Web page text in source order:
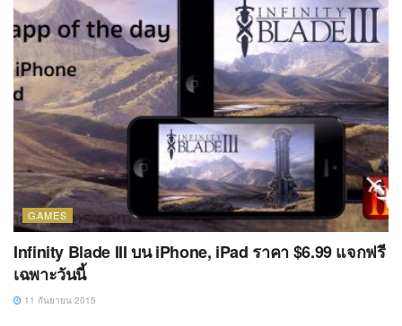
GAMES
Infinity Blade III บน iPhone, iPad ราคา $6.99 แจกฟรี
เฉพาะวันนี้
11 กันยายน 2015